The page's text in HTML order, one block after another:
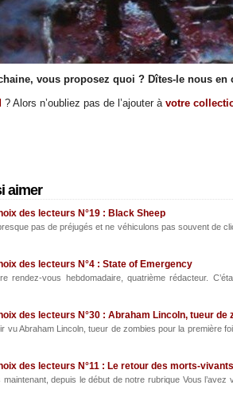
vous proposez quoi ? Dîtes-le nous en
? Alors n’oubliez pas de l’ajouter à votre
aimer
des lecteurs N°19 : Black Sheep
pas de préjugés et ne véhiculons pas souvent de
des lecteurs N°4 : State of Emergency
rendez-vous hebdomadaire, quatrième rédacteur.
des lecteurs N°30 : Abraham Lincoln, tueur de
vu Abraham Lincoln, tueur de zombies pour la première
des lecteurs N°11 : Le retour des morts-vivants
depuis le début de notre rubrique Vous